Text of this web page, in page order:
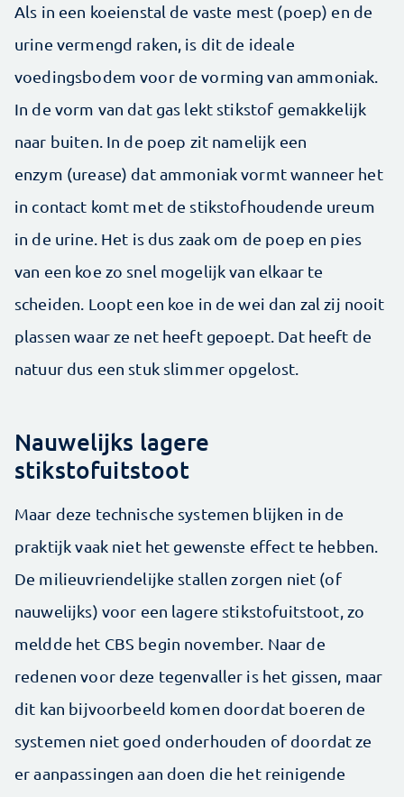
Als in een koeienstal de vaste mest (poep) en de
urine vermengd raken, is dit de ideale
voedingsbodem voor de vorming van ammoniak.
In de vorm van dat gas lekt stikstof gemakkelijk
naar buiten. In de poep zit namelijk een
enzym (urease) dat ammoniak vormt wanneer het
in contact komt met de stikstofhoudende ureum
in de urine. Het is dus zaak om de poep en pies
van een koe zo snel mogelijk van elkaar te
scheiden. Loopt een koe in de wei dan zal zij nooit
plassen waar ze net heeft gepoept. Dat heeft de
natuur dus een stuk slimmer opgelost.
Nauwelijks lagere
stikstofuitstoot
Maar deze technische systemen blijken in de
praktijk vaak niet het gewenste effect te hebben.
De milieuvriendelijke stallen zorgen niet (of
nauwelijks) voor een lagere stikstofuitstoot, zo
meldde het CBS begin november. Naar de
redenen voor deze tegenvaller is het gissen, maar
dit kan bijvoorbeeld komen doordat boeren de
systemen niet goed onderhouden of doordat ze
er aanpassingen aan doen die het reinigende